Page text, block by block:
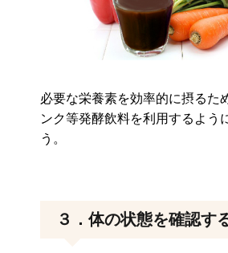
必要な栄養素を効率的に摂るた
ンク等発酵飲料を利用するよう
う。
３．体の状態を確認す